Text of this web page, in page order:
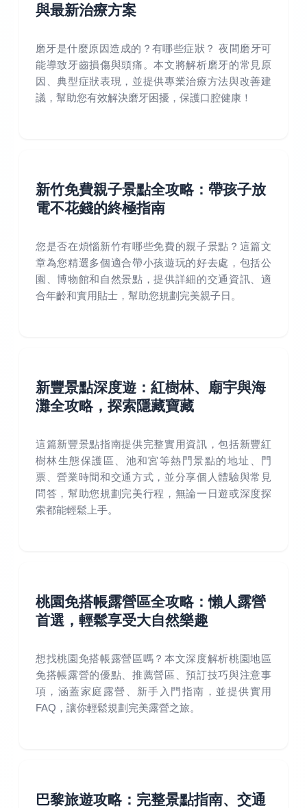
與最新治療方案
磨牙是什麼原因造成的？有哪些症狀？ 夜間磨牙可
能導致牙齒損傷與頭痛。本文將解析磨牙的常見原
因、典型症狀表現，並提供專業治療方法與改善建
議，幫助您有效解決磨牙困擾，保護口腔健康！
新竹免費親子景點全攻略：帶孩子放
電不花錢的終極指南
您是否在煩惱新竹有哪些免費的親子景點？這篇文
章為您精選多個適合帶小孩遊玩的好去處，包括公
園、博物館和自然景點，提供詳細的交通資訊、適
合年齡和實用貼士，幫助您規劃完美親子日。
新豐景點深度遊：紅樹林、廟宇與海
灘全攻略，探索隱藏寶藏
這篇新豐景點指南提供完整實用資訊，包括新豐紅
樹林生態保護區、池和宮等熱門景點的地址、門
票、營業時間和交通方式，並分享個人體驗與常見
問答，幫助您規劃完美行程，無論一日遊或深度探
索都能輕鬆上手。
桃園免搭帳露營區全攻略：懶人露營
首選，輕鬆享受大自然樂趣
想找桃園免搭帳露營區嗎？本文深度解析桃園地區
免搭帳露營的優點、推薦營區、預訂技巧與注意事
項，涵蓋家庭露營、新手入門指南，並提供實用
FAQ，讓你輕鬆規劃完美露營之旅。
巴黎旅遊攻略：完整景點指南、交通